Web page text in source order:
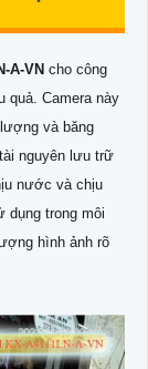
A-VN cho công
quả. Camera này
và băng
nguyên lưu trữ
nước và chịu
dụng trong môi
hình ảnh rõ